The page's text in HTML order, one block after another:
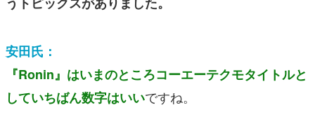
安田氏：
『Ronin』はいまのところコーエーテクモタイトルと
していちばん数字はいいですね。